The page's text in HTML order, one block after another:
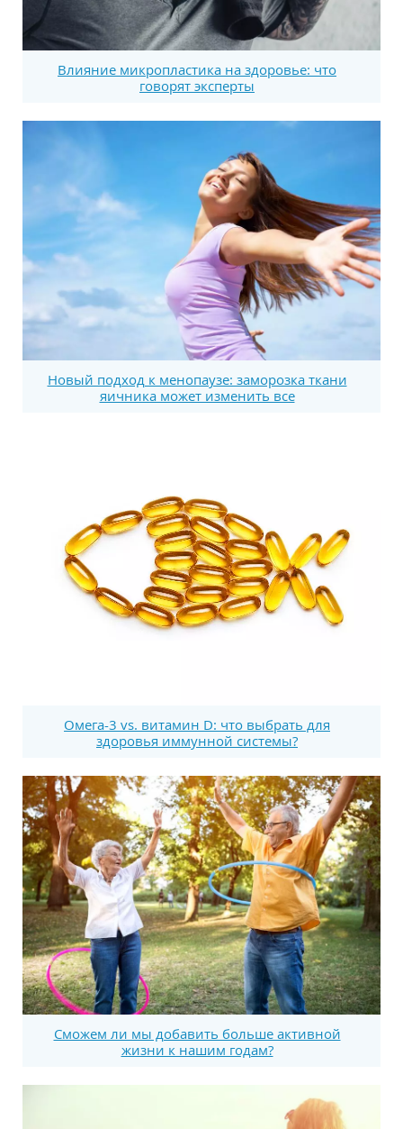
Влияние микропластика на здоровье: что
говорят эксперты
Новый подход к менопаузе: заморозка ткани
яичника может изменить все
Омега-3 vs. витамин D: что выбрать для
здоровья иммунной системы?
Сможем ли мы добавить больше активной
жизни к нашим годам?